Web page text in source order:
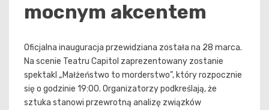
mocnym akcentem
Oficjalna inauguracja przewidziana została na 28 marca.
Na scenie Teatru Capitol zaprezentowany zostanie
spektakl „Małżeństwo to morderstwo”, który rozpocznie
się o godzinie 19:00. Organizatorzy podkreślają, że
sztuka stanowi przewrotną analizę związków